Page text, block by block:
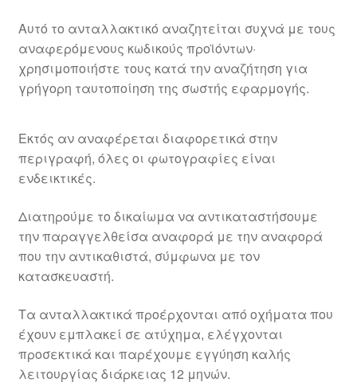
Αυτό το ανταλλακτικό αναζητείται συχνά με τους
αναφερόμενους κωδικούς προϊόντων·
χρησιμοποιήστε τους κατά την αναζήτηση για
γρήγορη ταυτοποίηση της σωστής εφαρμογής.
Εκτός αν αναφέρεται διαφορετικά στην
περιγραφή, όλες οι φωτογραφίες είναι
ενδεικτικές.
Διατηρούμε το δικαίωμα να αντικαταστήσουμε
την παραγγελθείσα αναφορά με την αναφορά
που την αντικαθιστά, σύμφωνα με τον
κατασκευαστή.
Τα ανταλλακτικά προέρχονται από οχήματα που
έχουν εμπλακεί σε ατύχημα, ελέγχονται
προσεκτικά και παρέχουμε εγγύηση καλής
λειτουργίας διάρκειας 12 μηνών.